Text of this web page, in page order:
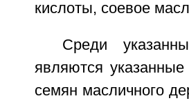
кислоты, соевое
Среди
являются
семян масличного